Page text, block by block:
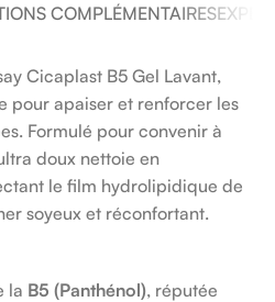
COMPLÉMENTAIRES
Cicaplast B5 Gel Lavant,
pour apaiser et renforcer les
Formulé pour convenir à
doux nettoie en
le film hydrolipidique de
soyeux et réconfortant.
la B5 (Panthénol), réputée